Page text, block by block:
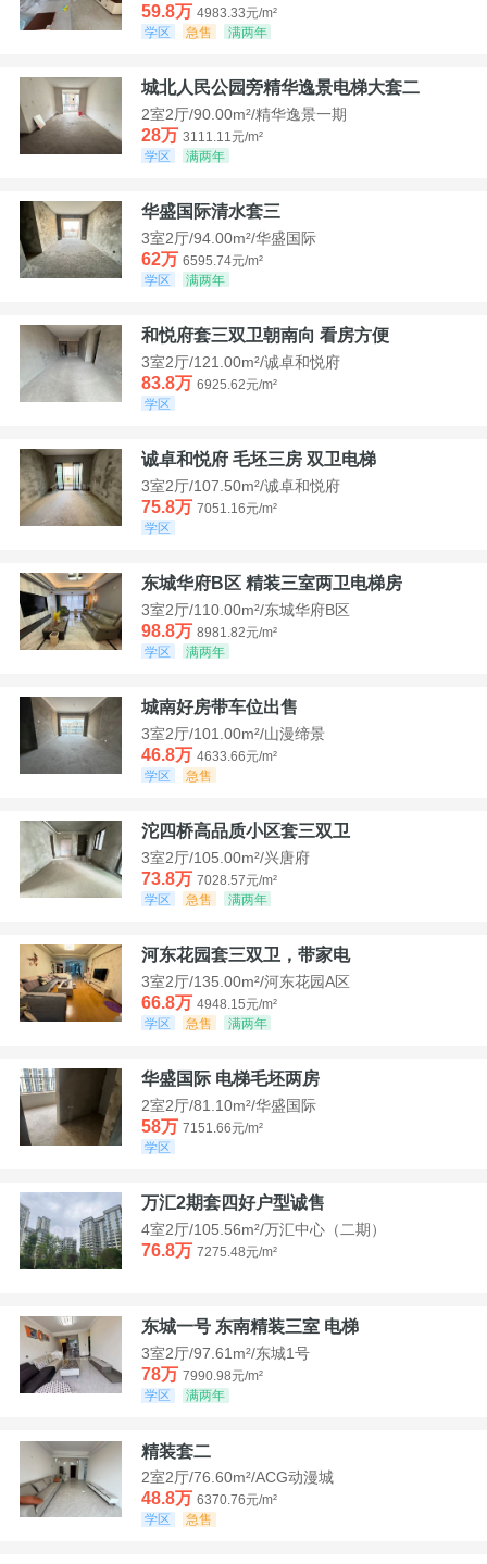
59.8万 4983.33元/m²
学区
急售 满两年
城北人民公园旁精华逸景电梯大套二
2室2厅/90.00m²/精华逸景一期
28万 3111.11元/m²
学区
满两年
华盛国际清水套三
3室2厅/94.00m²/华盛国际
62万 6595.74元/m²
学区
满两年
和悦府套三双卫朝南向 看房方便
3室2厅/121.00m²/诚卓和悦府
83.8万 6925.62元/m²
学区
诚卓和悦府 毛坯三房 双卫电梯
3室2厅/107.50m²/诚卓和悦府
75.8万 7051.16元/m²
学区
东城华府B区 精装三室两卫电梯房
3室2厅/110.00m²/东城华府B区
98.8万 8981.82元/m²
学区
满两年
城南好房带车位出售
3室2厅/101.00m²/山漫缔景
46.8万 4633.66元/m²
学区
急售
沱四桥高品质小区套三双卫
3室2厅/105.00m²/兴唐府
73.8万 7028.57元/m²
学区
急售 满两年
河东花园套三双卫，带家电
3室2厅/135.00m²/河东花园A区
66.8万 4948.15元/m²
学区
急售 满两年
华盛国际 电梯毛坯两房
2室2厅/81.10m²/华盛国际
58万 7151.66元/m²
学区
万汇2期套四好户型诚售
4室2厅/105.56m²/万汇中心（二期）
76.8万 7275.48元/m²
东城一号 东南精装三室 电梯
3室2厅/97.61m²/东城1号
78万 7990.98元/m²
学区
满两年
精装套二
2室2厅/76.60m²/ACG动漫城
48.8万 6370.76元/m²
学区
急售